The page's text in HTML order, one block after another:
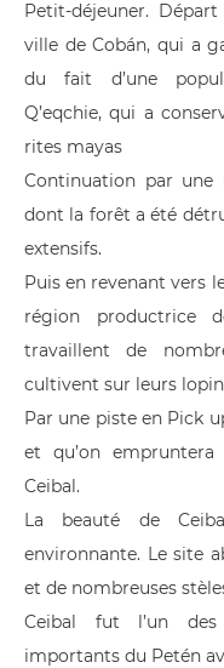
Petit-déjeuner.
ville de Cobán, qui a
du fait d’une
Q’eqchie, qui a
rites mayas
Continuation par une
dont la forêt a été
extensifs.
Puis en revenant vers
région productrice
travaillent de
cultivent sur leurs
Par une piste en Pick
et qu’on
Ceibal.
La beauté de
environnante. Le site
et de nombreuses
Ceibal fut l’un
importants du Petén